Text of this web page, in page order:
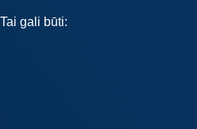
gali būti: